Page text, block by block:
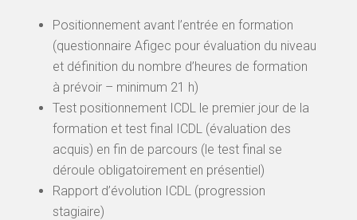
Positionnement avant l’entrée en formation
(questionnaire Afigec pour évaluation du niveau
et définition du nombre d’heures de formation
à prévoir – minimum 21 h)
Test positionnement ICDL le premier jour de la
formation et test final ICDL (évaluation des
acquis) en fin de parcours (le test final se
déroule obligatoirement en présentiel)
Rapport d’évolution ICDL (progression
stagiaire)